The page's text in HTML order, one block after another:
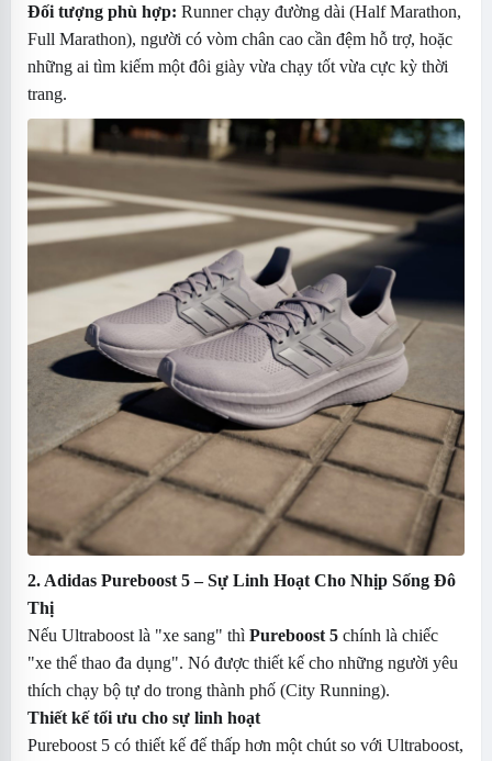
Đối tượng phù hợp: Runner chạy đường dài (Half Marathon,
Full Marathon), người có vòm chân cao cần đệm hỗ trợ, hoặc
những ai tìm kiếm một đôi giày vừa chạy tốt vừa cực kỳ thời
trang.
2. Adidas Pureboost 5 – Sự Linh Hoạt Cho Nhịp Sống Đô
Thị
Nếu Ultraboost là "xe sang" thì Pureboost 5 chính là chiếc
"xe thể thao đa dụng". Nó được thiết kế cho những người yêu
thích chạy bộ tự do trong thành phố (City Running).
Thiết kế tối ưu cho sự linh hoạt
Pureboost 5 có thiết kế đế thấp hơn một chút so với Ultraboost,